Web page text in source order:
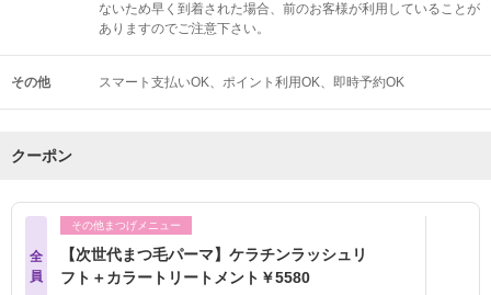
ないため早く到着された場合、前のお客様が利用していることが
ありますのでご注意下さい。
その他 スマート支払いOK ポイント利用OK 即時予約OK
クーポン
全
員
その他まつげメニュー
【次世代まつ毛パーマ】ケラチンラッシュリ
フト＋カラートリートメント￥5580